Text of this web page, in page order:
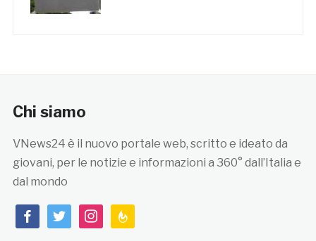
Chi siamo
VNews24 è il nuovo portale web, scritto e ideato da
giovani, per le notizie e informazioni a 360° dall’Italia e
dal mondo
facebooktwitterinstagramfeedburner